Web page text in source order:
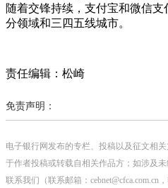
随着交锋持续，支付宝和微信
分领域和三四五线城市。
责任编辑：松崎
免责声明：
电子银行网发布的专栏、投稿以及征文相
于作者投稿或转载自相关作品方；如涉及
联系我们（联系邮箱：cebnet@cfca.com.cn